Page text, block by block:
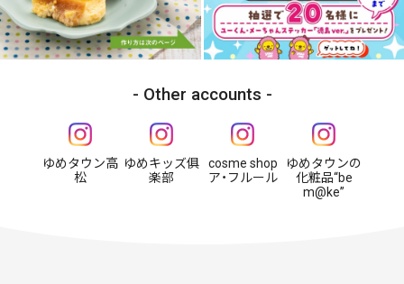
Other accounts
ゆめタウン高
松
ゆめキッズ俱
楽部
cosme shop
ア・フルール
ゆめタウンの
化粧品“be
m@ke”